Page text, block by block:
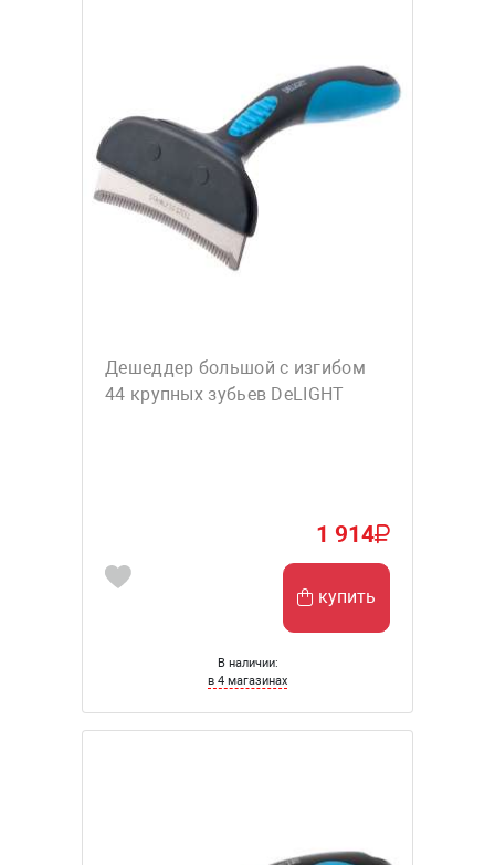
Дешеддер большой с изгибом
44 крупных зубьев DeLIGHT
1 914
купить
В наличии:
в 4 магазинах